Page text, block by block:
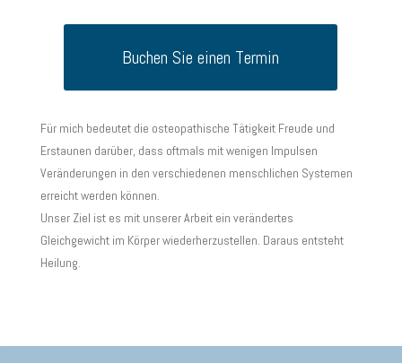
Buchen Sie einen Termin
Für mich bedeutet die osteopathische Tätigkeit Freude und
Erstaunen darüber, dass oftmals mit wenigen Impulsen
Veränderungen in den verschiedenen menschlichen Systemen
erreicht werden können.
Unser Ziel ist es mit unserer Arbeit ein verändertes
Gleichgewicht im Körper wiederherzustellen. Daraus entsteht
Heilung.